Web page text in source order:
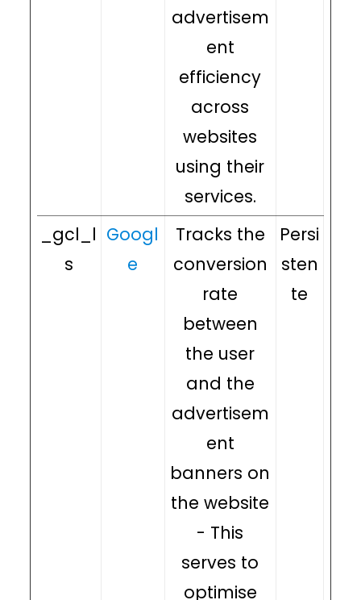
advertisem
ent
efficiency
across
websites
using their
services.
_gcl_l
s
Googl
e
Tracks the
conversion
rate
between
the user
and the
advertisem
ent
banners on
the website
- This
serves to
optimise
Persi
sten
te